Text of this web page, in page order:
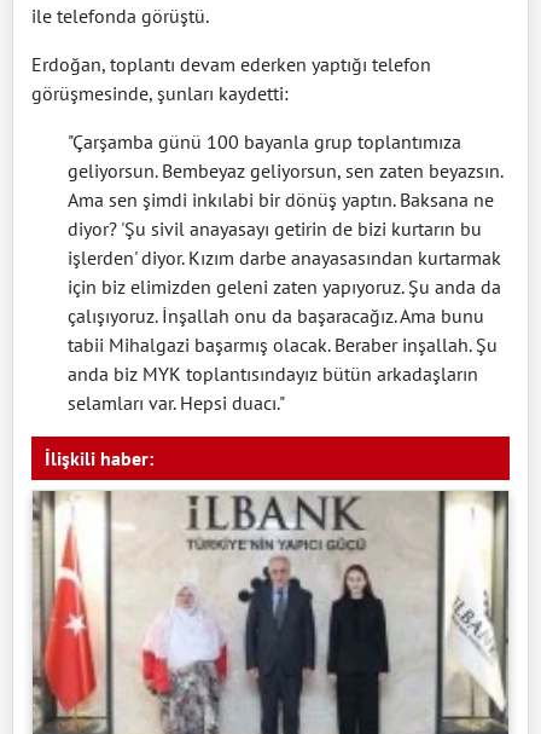
ile telefonda görüştü.
Erdoğan, toplantı devam ederken yaptığı telefon
görüşmesinde, şunları kaydetti:
"Çarşamba günü 100 bayanla grup toplantımıza
geliyorsun. Bembeyaz geliyorsun, sen zaten beyazsın.
Ama sen şimdi inkılabi bir dönüş yaptın. Baksana ne
diyor? 'Şu sivil anayasayı getirin de bizi kurtarın bu
işlerden' diyor. Kızım darbe anayasasından kurtarmak
için biz elimizden geleni zaten yapıyoruz. Şu anda da
çalışıyoruz. İnşallah onu da başaracağız. Ama bunu
tabii Mihalgazi başarmış olacak. Beraber inşallah. Şu
anda biz MYK toplantısındayız bütün arkadaşların
selamları var. Hepsi duacı."
İlişkili haber: